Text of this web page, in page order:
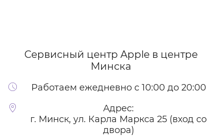
Сервисный центр Apple в центре
Минска
Работаем ежедневно с 10:00 до 20:00
Адрес:
г. Минск, ул. Карла Маркса 25 (вход со
двора)